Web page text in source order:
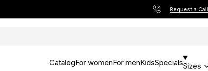
Request a Call
CatalogFor womenFor menKidsSpecialsSizes